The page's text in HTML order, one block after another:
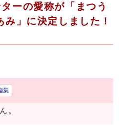
ーの愛称が「まつう
」に決定しました！
集
。